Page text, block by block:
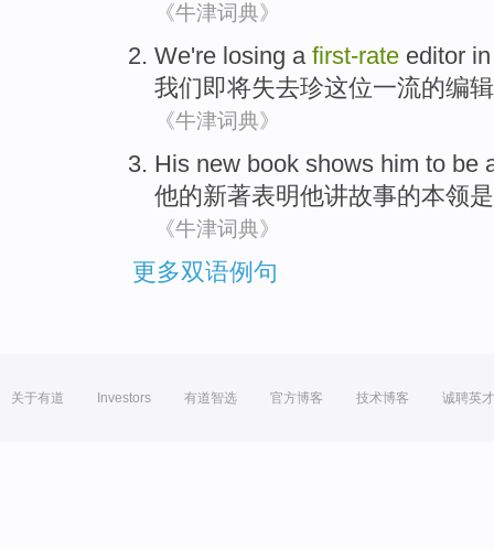
《牛津词典》
We're losing a first-rate editor
我们即将失去珍这位一流的编
《牛津词典》
His new book shows him to be
他的新著表明他讲故事的本领是
《牛津词典》
更多双语例句
关于有道 Investors 有道智选 官方博客 技术博客 诚聘英才